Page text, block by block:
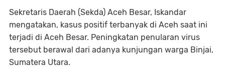
Sekretaris Daerah (Sekda) Aceh Besar, Iskandar
mengatakan, kasus positif terbanyak di Aceh saat ini
terjadi di Aceh Besar. Peningkatan penularan virus
tersebut berawal dari adanya kunjungan warga Binjai,
Sumatera Utara.